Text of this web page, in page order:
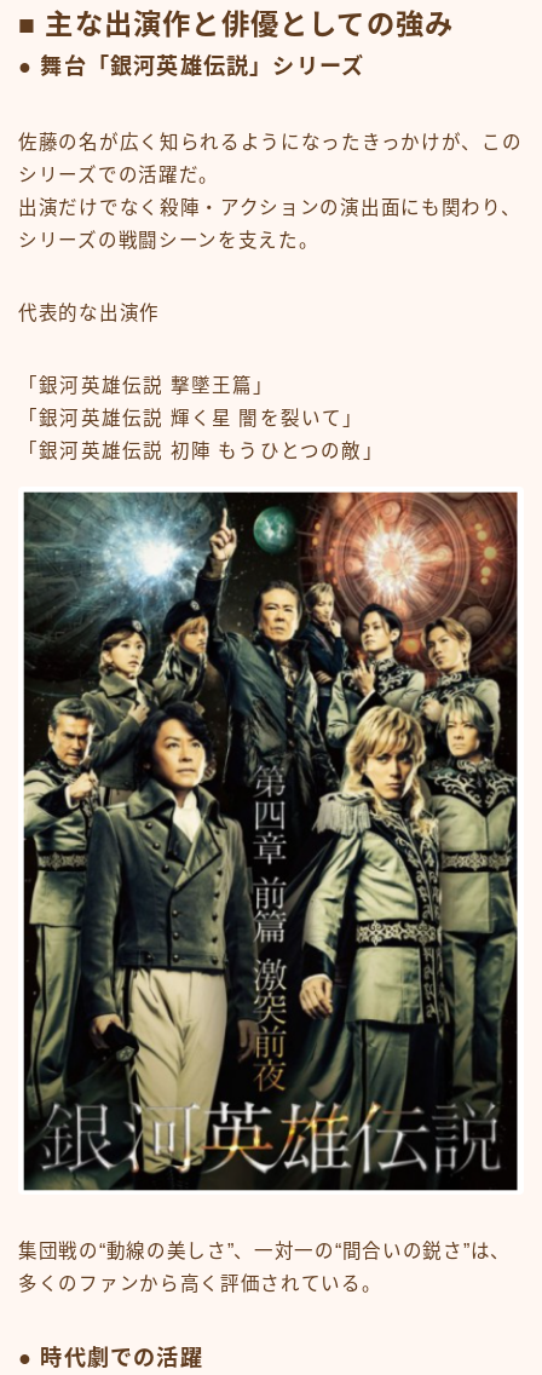
■ 主な出演作と俳優としての強み
● 舞台「銀河英雄伝説」シリーズ
佐藤の名が広く知られるようになったきっかけが、この
シリーズでの活躍だ。
出演だけでなく殺陣・アクションの演出面にも関わり、
シリーズの戦闘シーンを支えた。
代表的な出演作
「銀河英雄伝説 撃墜王篇」
「銀河英雄伝説 輝く星 闇を裂いて」
「銀河英雄伝説 初陣 もうひとつの敵」
集団戦の“動線の美しさ”、一対一の“間合いの鋭さ”は、
多くのファンから高く評価されている。
● 時代劇での活躍